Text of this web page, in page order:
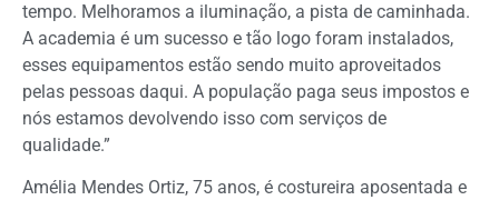
tempo. Melhoramos a iluminação, a pista de caminhada.
A academia é um sucesso e tão logo foram instalados,
esses equipamentos estão sendo muito aproveitados
pelas pessoas daqui. A população paga seus impostos e
nós estamos devolvendo isso com serviços de
qualidade.”
Amélia Mendes Ortiz, 75 anos, é costureira aposentada e